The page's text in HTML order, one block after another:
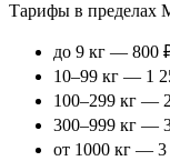
Тарифы в
до 9 кг — 800
10–99 кг — 1
100–299 кг —
300–999 кг —
от 1000 кг — 3